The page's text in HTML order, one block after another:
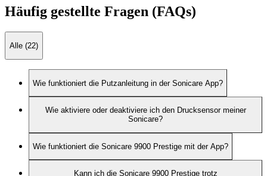
Häufig gestellte Fragen (FAQs)
Alle (22)
Wie funktioniert die Putzanleitung in der Sonicare App?
Wie aktiviere oder deaktiviere ich den Drucksensor meiner
Sonicare?
Wie funktioniert die Sonicare 9900 Prestige mit der App?
Kann ich die Sonicare 9900 Prestige trotz